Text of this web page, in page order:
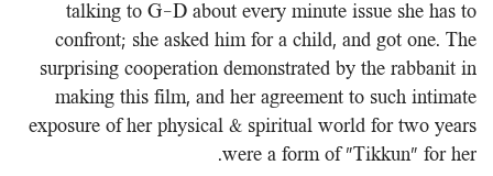
talking to G-D about every minute issue she has to
confront; she asked him for a child, and got one. The
surprising cooperation demonstrated by the rabbanit in
making this film, and her agreement to such intimate
exposure of her physical & spiritual world for two years
were a form of "Tikkun" for her.